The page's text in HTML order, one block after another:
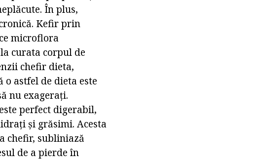
În plus,
Kefir prin
microflora
curata corpul de
chefir dieta,
astfel de dieta este
nu exagerați.
perfect digerabil,
și grăsimi. Acesta
chefir, subliniază
de a pierde în